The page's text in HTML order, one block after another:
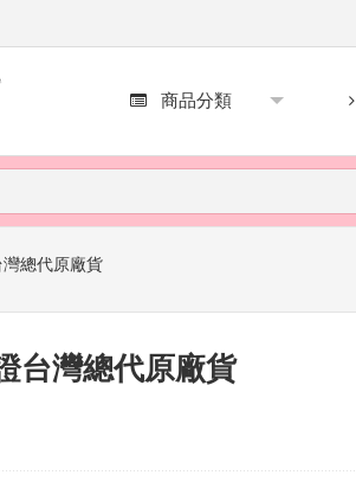
商品分類
總代原廠貨
台灣總代原廠貨